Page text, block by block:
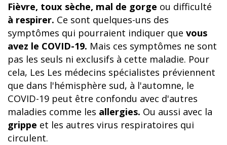
Fièvre, toux sèche, mal de gorge ou difficulté
à respirer. Ce sont quelques-uns des
symptômes qui pourraient indiquer que vous
avez le COVID-19. Mais ces symptômes ne sont
pas les seuls ni exclusifs à cette maladie. Pour
cela, Les Les médecins spécialistes préviennent
que dans l'hémisphère sud, à l'automne, le
COVID-19 peut être confondu avec d'autres
maladies comme les allergies. Ou aussi avec la
grippe et les autres virus respiratoires qui
circulent.